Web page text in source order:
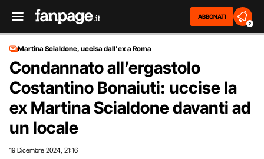
ABBONATI
2
Martina Scialdone, uccisa dall'ex a Roma
Condannato all’ergastolo
Costantino Bonaiuti: uccise la
ex Martina Scialdone davanti ad
un locale
19 Dicembre 2024 21:16